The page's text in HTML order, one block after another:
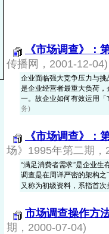
《市场调查》：
传播网，2001-12-04)
企业面临强大竞争压力与
是企业经营者最重大负荷
一。故企业如何有效运用
务)
《市场调查》
场》1995年第二期，
“满足消费者需求”是企业生
调查是在周详严密的架构
又称为初级资料，系指首
市场调查操作方
期，2000-07-04)